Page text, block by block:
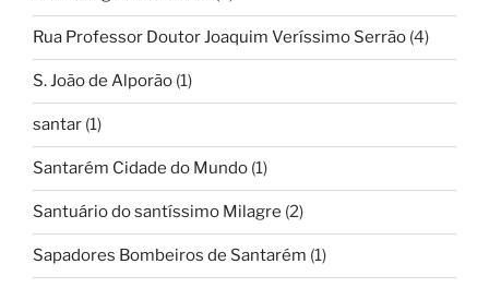
Rua Professor Doutor Joaquim Veríssimo Serrão (4)
S. João de Alporão (1)
santar (1)
Santarém Cidade do Mundo (1)
Santuário do santíssimo Milagre (2)
Sapadores Bombeiros de Santarém (1)